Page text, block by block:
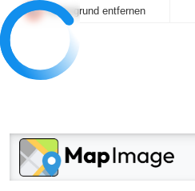
Hintergrund entfernen